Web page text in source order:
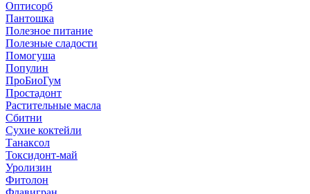
Оптисорб
Пантошка
Полезное питание
Полезные сладости
Помогуша
Популин
ПроБиоГум
Простадонт
Растительные масла
Сбитни
Сухие коктейли
Танаксол
Токсидонт-май
Уролизин
Фитолон